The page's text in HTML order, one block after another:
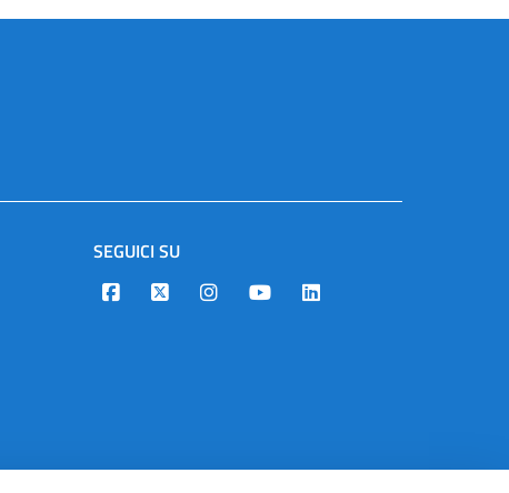
SEGUICI SU
Designers Italia
TwitterInstagramYoutubeLinkedin